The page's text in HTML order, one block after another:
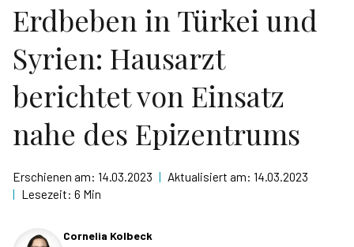
Erdbeben in Türkei und
Syrien: Hausarzt
berichtet von Einsatz
nahe des Epizentrums
Erschienen am: 14.03.2023 | Aktualisiert am: 14.03.2023
| Lesezeit: 6 Min
Cornelia Kolbeck